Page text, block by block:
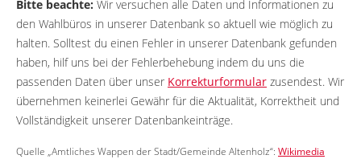
Bitte beachte: Wir versuchen alle Daten und Informationen zu
den Wahlbüros in unserer Datenbank so aktuell wie möglich zu
halten. Solltest du einen Fehler in unserer Datenbank gefunden
haben, hilf uns bei der Fehlerbehebung indem du uns die
passenden Daten über unser Korrekturformular zusendest. Wir
übernehmen keinerlei Gewähr für die Aktualität, Korrektheit und
Vollständigkeit unserer Datenbankeinträge.
Quelle „Amtliches Wappen der Stadt/Gemeinde Altenholz“: Wikimedia